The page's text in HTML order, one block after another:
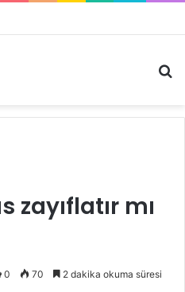
zayıflatır mı
0 70 2 dakika okuma süresi